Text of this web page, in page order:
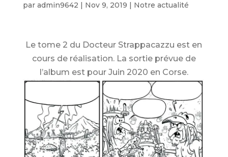
par admin9642 | Nov 9, 2019 | Notre actualité
Le tome 2 du Docteur Strappacazzu est en
cours de réalisation. La sortie prévue de
l’album est pour Juin 2020 en Corse.